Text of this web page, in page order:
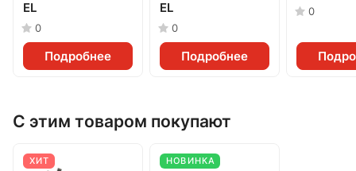
EL
0
Подробнее
EL
0
Подробнее
0
С этим товаром покупают
ХИТ НОВИНКА